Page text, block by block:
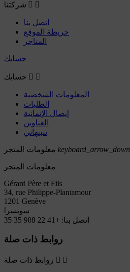
شركتنا  
اتصل بنا
خريطة الموقع
المتاجر
حسابك
حسابك  
المعلومات الشخصية
الطلبات
إيصال الإتمانية
العناوين
تنبيهاتي
معلومات المتجر keyboard_arrow_down
معلومات المتجر
Gérard Père et Fils
34, rue Philippe-Plantamour
1201 Genève
سويسرا
اتصل بنا: +41 22 908 35 35
روابط ذات صلة
روابط ذات صلة  